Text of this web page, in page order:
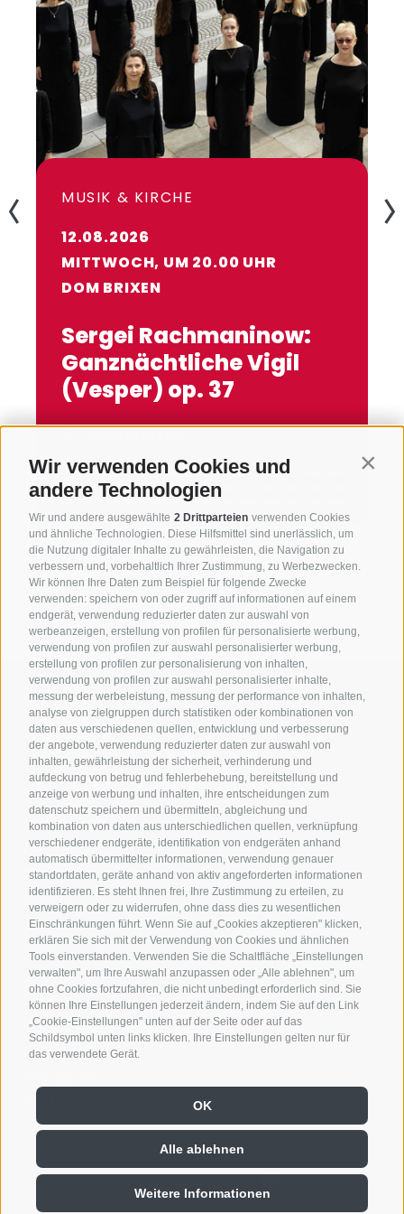
Wir verwenden Cookies und
andere Technologien
Wir und andere ausgewählte 2 Drittparteien verwenden Cookies
und ähnliche Technologien. Diese Hilfsmittel sind unerlässlich, um
die Nutzung digitaler Inhalte zu gewährleisten, die Navigation zu
verbessern und, vorbehaltlich Ihrer Zustimmung, zu Werbezwecken.
Wir können Ihre Daten zum Beispiel für folgende Zwecke
verwenden: speichern von oder zugriff auf informationen auf einem
endgerät, verwendung reduzierter daten zur auswahl von
werbeanzeigen, erstellung von profilen für personalisierte werbung,
verwendung von profilen zur auswahl personalisierter werbung,
erstellung von profilen zur personalisierung von inhalten,
verwendung von profilen zur auswahl personalisierter inhalte,
messung der werbeleistung, messung der performance von inhalten,
analyse von zielgruppen durch statistiken oder kombinationen von
daten aus verschiedenen quellen, entwicklung und verbesserung
der angebote, verwendung reduzierter daten zur auswahl von
inhalten, gewährleistung der sicherheit, verhinderung und
aufdeckung von betrug und fehlerbehebung, bereitstellung und
anzeige von werbung und inhalten, ihre entscheidungen zum
datenschutz speichern und übermitteln, abgleichung und
kombination von daten aus unterschiedlichen quellen, verknüpfung
verschiedener endgeräte, identifikation von endgeräten anhand
automatisch übermittelter informationen, verwendung genauer
standortdaten, geräte anhand von aktiv angeforderten informationen
identifizieren. Es steht Ihnen frei, Ihre Zustimmung zu erteilen, zu
verweigern oder zu widerrufen, ohne dass dies zu wesentlichen
Einschränkungen führt. Wenn Sie auf „Cookies akzeptieren" klicken,
erklären Sie sich mit der Verwendung von Cookies und ähnlichen
Tools einverstanden. Verwenden Sie die Schaltfläche „Einstellungen
verwalten", um Ihre Auswahl anzupassen oder „Alle ablehnen", um
ohne Cookies fortzufahren, die nicht unbedingt erforderlich sind. Sie
können Ihre Einstellungen jederzeit ändern, indem Sie auf den Link
„Cookie-Einstellungen" unten auf der Seite oder auf das
Schildsymbol unten links klicken. Ihre Einstellungen gelten nur für
das verwendete Gerät.
OK
Alle ablehnen
Weitere Informationen
13:00 Uhr
MUSIK & KIRCHE
12.08.2026
MITTWOCH, UM 20.00 UHR
DOM BRIXEN
Sergei Rachmaninow:
Ganznächtliche Vigil
(Vesper) op. 37
Stiftung Musik Brixen
Großer Graben 29
39042 Brixen
Südtirol
info@musikbrixen.it
Impressum
Cookie-Richtlinie
Privacy
Cookie Präferenzen
Facebook